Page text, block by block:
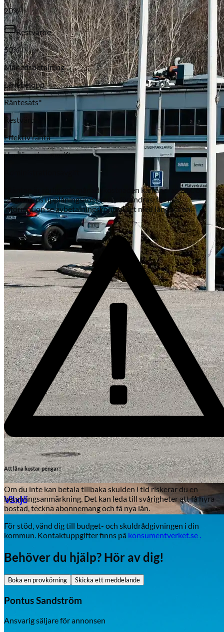
Subaru
Mazda
Byte av vindruta
Växjö
20%
Restvärde
50%
Månadsbetalning
Lånebelopp
Räntesats*
Restvärde
Effektiv ränta
Uppläggningsavgift
*Räntan är rörlig och månadskostnaden kan ändras t.ex. om
långivarens upplåningskostnader förändras, för mer
information se avbetalningskontraktet med långivaren.
Att låna kostar pengar!
Om du inte kan betala tillbaka skulden i tid riskerar du en
betalningsanmärkning. Det kan leda till svårigheter att få hyra
bostad, teckna abonnemang och få nya lån.
För stöd, vänd dig till budget- och skuldrådgivningen i din
kommun. Kontaktuppgifter finns på konsumentverket.se .
Behöver du hjälp? Hör av dig!
Boka en provkörning Skicka ett meddelande
Pontus Sandström
Ansvarig säljare för annonsen